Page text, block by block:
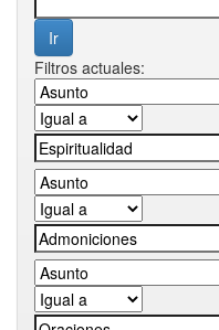
Filtros actuales: